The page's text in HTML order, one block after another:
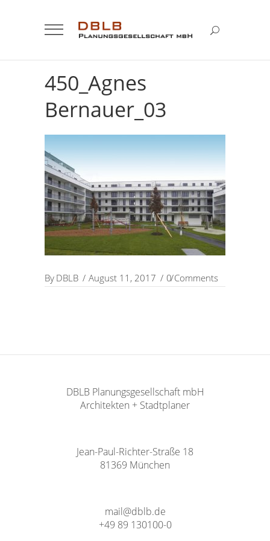
450_Agnes
Bernauer_03
By DBLB August 11, 2017 0 Comments
DBLB Planungsgesellschaft mbH
Architekten + Stadtplaner
Jean-Paul-Richter-Straße 18
81369 München
mail@dblb.de
+49 89 130100-0